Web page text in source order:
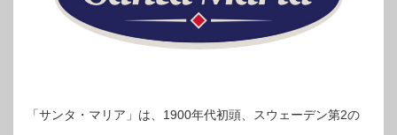
「サンタ・マリア」は、1900年代初頭、スウェーデン第2の